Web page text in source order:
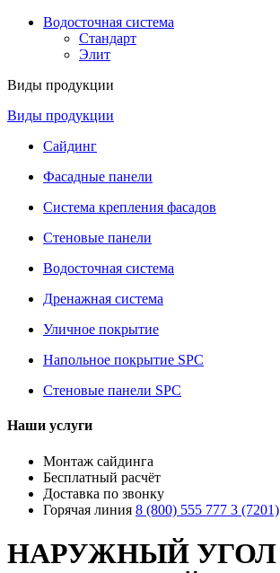
Водосточная система
Стандарт
Элит
Виды продукции
Виды продукции
Сайдинг
Фасадные панели
Система крепления фасадов
Стеновые панели
Водосточная система
Дренажная система
Уличное покрытие
Напольное покрытие SPC
Стеновые панели SPC
Наши услуги
Монтаж сайдинга
Бесплатный расчёт
Доставка по звонку
Горячая линия 8 (800) 555 777 3 (7201)
НАРУЖНЫЙ УГОЛ